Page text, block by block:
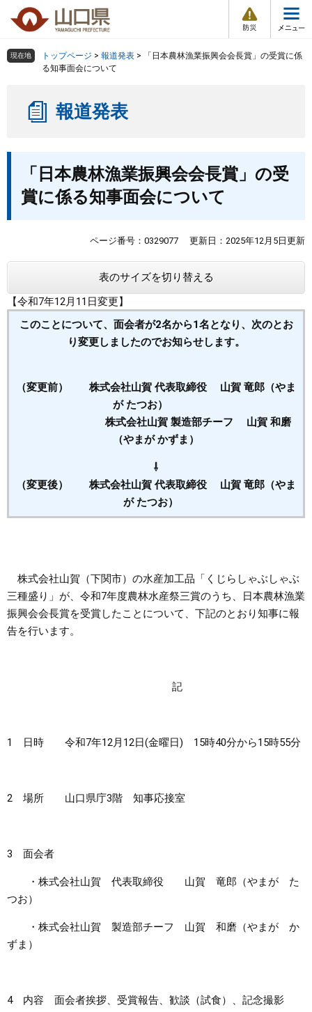
の
ー
情
報
メ
ュ
組織で探す
くらし・環境
教育・文化・スポーツ
しごと・産業・観光
検索の仕方 組織で探す
現在地 トップページ > 報道発表 >
「日本農林漁業振興会会長賞」の受賞に係
る知事面会について
報道発表
「日本農林漁業振興会会長賞」の受
賞に係る知事面会について
ページ番号：0329077 更新日：2025年12月5日更新
表のサイズを切り替える
【令和7年12月11日変更】
このことについて、面会者が2名から1名となり、次のとお
り変更しましたのでお知らせします。
（変更前） 株式会社山賀 代表取締役 山賀 竜郎（やま
が たつお）
株式会社山賀 製造部チーフ 山賀 和磨
（やまが かずま）
⇩
（変更後） 株式会社山賀 代表取締役 山賀 竜郎（やま
が たつお）
株式会社山賀（下関市）の水産加工品「くじらしゃぶしゃぶ
三種盛り」が、令和7年度農林水産祭三賞のうち、日本農林漁業
振興会会長賞を受賞したことについて、下記のとおり知事に報
告を行います。
記
1 日時 令和7年12月12日(金曜日) 15時40分から15時55分
2 場所 山口県庁3階 知事応接室
3 面会者
・株式会社山賀 代表取締役 山賀 竜郎（やまが た
つお）
・株式会社山賀 製造部チーフ 山賀 和磨（やまが か
ずま）
4 内容 面会者挨拶、受賞報告、歓談（試食）、記念撮影